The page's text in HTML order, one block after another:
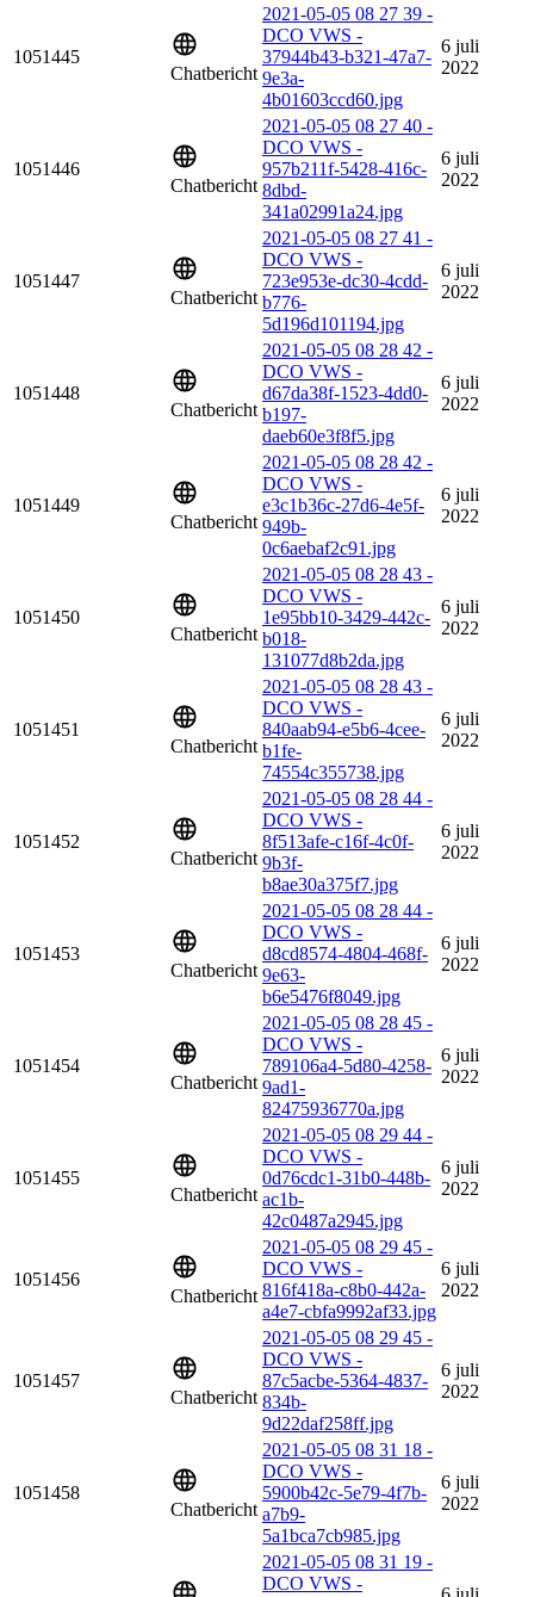
1051445
Chatbericht
2021-05-05 08 27 39 -
DCO VWS -
37944b43-b321-47a7-
9e3a-
4b01603ccd60.jpg
6 juli
2022
1051446
Chatbericht
2021-05-05 08 27 40 -
DCO VWS -
957b211f-5428-416c-
8dbd-
341a02991a24.jpg
6 juli
2022
1051447
Chatbericht
2021-05-05 08 27 41 -
DCO VWS -
723e953e-dc30-4cdd-
b776-
5d196d101194.jpg
6 juli
2022
1051448
Chatbericht
2021-05-05 08 28 42 -
DCO VWS -
d67da38f-1523-4dd0-
b197-
daeb60e3f8f5.jpg
6 juli
2022
1051449
Chatbericht
2021-05-05 08 28 42 -
DCO VWS -
e3c1b36c-27d6-4e5f-
949b-
0c6aebaf2c91.jpg
6 juli
2022
1051450
Chatbericht
2021-05-05 08 28 43 -
DCO VWS -
1e95bb10-3429-442c-
b018-
131077d8b2da.jpg
6 juli
2022
1051451
Chatbericht
2021-05-05 08 28 43 -
DCO VWS -
840aab94-e5b6-4cee-
b1fe-
74554c355738.jpg
6 juli
2022
1051452
Chatbericht
2021-05-05 08 28 44 -
DCO VWS -
8f513afe-c16f-4c0f-
9b3f-
b8ae30a375f7.jpg
6 juli
2022
1051453
Chatbericht
2021-05-05 08 28 44 -
DCO VWS -
d8cd8574-4804-468f-
9e63-
b6e5476f8049.jpg
6 juli
2022
1051454
Chatbericht
2021-05-05 08 28 45 -
DCO VWS -
789106a4-5d80-4258-
9ad1-
82475936770a.jpg
6 juli
2022
1051455
Chatbericht
2021-05-05 08 29 44 -
DCO VWS -
0d76cdc1-31b0-448b-
ac1b-
42c0487a2945.jpg
6 juli
2022
1051456
Chatbericht
2021-05-05 08 29 45 -
DCO VWS -
816f418a-c8b0-442a-
a4e7-cbfa9992af33.jpg
6 juli
2022
1051457
Chatbericht
2021-05-05 08 29 45 -
DCO VWS -
87c5acbe-5364-4837-
834b-
9d22daf258ff.jpg
6 juli
2022
1051458
Chatbericht
2021-05-05 08 31 18 -
DCO VWS -
5900b42c-5e79-4f7b-
a7b9-
5a1bca7cb985.jpg
6 juli
2022
2021-05-05 08 31 19 -
DCO VWS -